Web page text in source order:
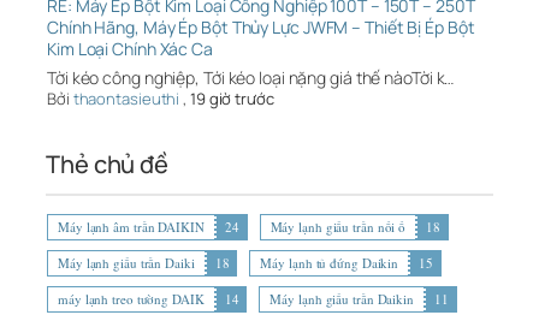
RE: Máy Ép Bột Kim Loại Công Nghiệp 100T – 150T – 250T
Chính Hãng, Máy Ép Bột Thủy Lực JWFM – Thiết Bị Ép Bột
Kim Loại Chính Xác Ca
Tời kéo công nghiệp, Tới kéo loại nặng giá thế nàoTời k…
Bởi thaontasieuthi , 19 giờ trước
Thẻ chủ đề
Máy lạnh âm trần DAIKIN 24 Máy lạnh giấu trần nối ố
18
Máy lạnh giấu trần Daiki
18 Máy lạnh tủ đứng Daikin
15
máy lạnh treo tường DAIK
14 Máy lạnh giấu trần Daikin
11